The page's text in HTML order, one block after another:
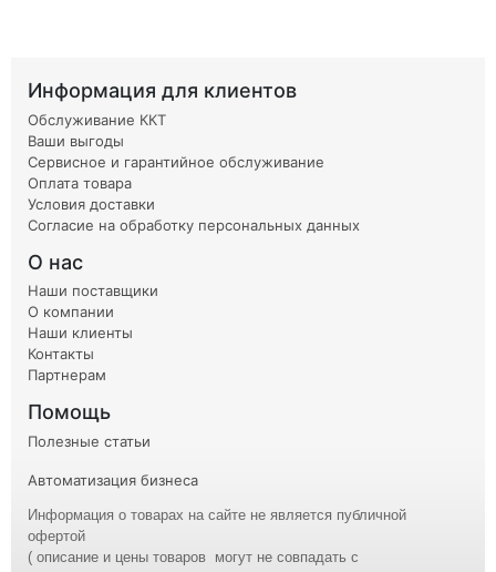
Информация для клиентов
Обслуживание ККТ
Ваши выгоды
Сервисное и гарантийное обслуживание
Оплата товара
Условия доставки
Согласие на обработку персональных данных
О нас
Наши поставщики
О компании
Наши клиенты
Контакты
Партнерам
Помощь
Полезные статьи
Автоматизация бизнеса
Информация о товарах на сайте не является публичной
офертой
( описание и цены товаров могут не совпадать с